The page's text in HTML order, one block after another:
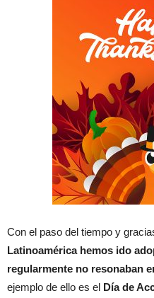
Con el paso del tiempo y
Latinoamérica hemos ido
regularmente no resonaban
ejemplo de ello es el Día de